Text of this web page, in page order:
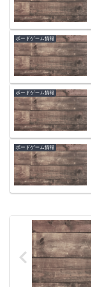
ボードゲーム情報
ボードゲーム情報
ボードゲーム情報